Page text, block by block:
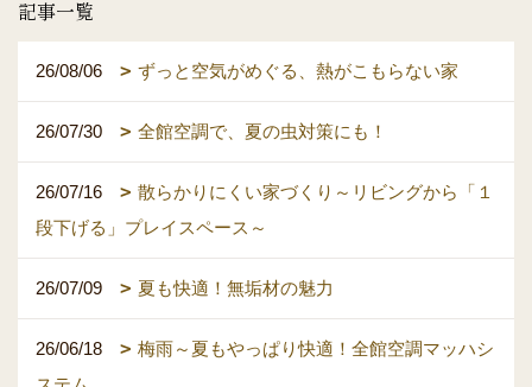
記事一覧
26/08/06 ずっと空気がめぐる、熱がこもらない家
26/07/30 全館空調で、夏の虫対策にも！
26/07/16
散らかりにくい家づくり～リビングから「１
段下げる」プレイスペース～
26/07/09 夏も快適！無垢材の魅力
26/06/18
梅雨～夏もやっぱり快適！全館空調マッハシ